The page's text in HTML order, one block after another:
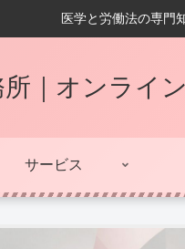
医学と労働法の専門
｜オンライ
サービス